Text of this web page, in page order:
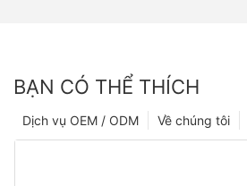
BẠN CÓ THỂ THÍCH
Về chúng tôi
Dịch vụ OEM / ODM